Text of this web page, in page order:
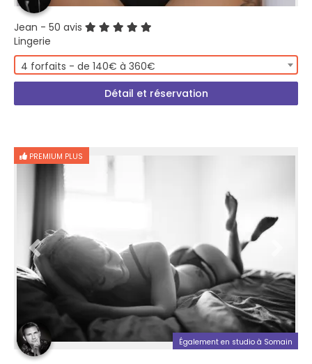
Jean - 50 avis
Lingerie
4 forfaits - de 140€ à 360€
Détail et réservation
PREMIUM PLUS
Également en studio à Somain